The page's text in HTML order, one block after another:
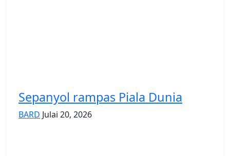
Sepanyol rampas Piala Dunia
BARD Julai 20, 2026